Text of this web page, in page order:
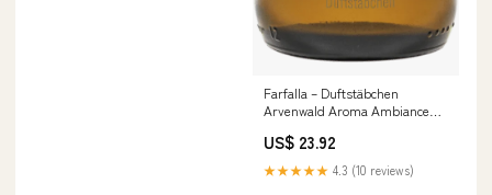
Farfalla – Duftstäbchen
Arvenwald Aroma Ambiance
nav_koerper_deo_rasur
US$ 23.92
★★★★★ 4.3 (10 reviews)